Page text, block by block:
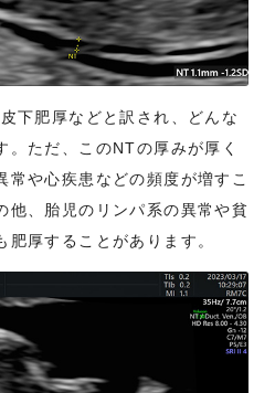
下肥厚などと訳され、どんな
。ただ、このNTの厚みが厚く
常や心疾患などの頻度が増すこ
他、胎児のリンパ系の異常や貧
厚することがあります。